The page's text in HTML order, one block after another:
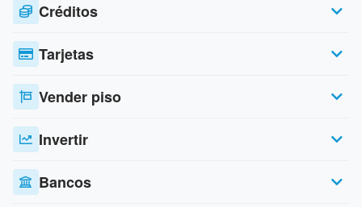
Créditos
Tarjetas
Vender piso
Invertir
Bancos